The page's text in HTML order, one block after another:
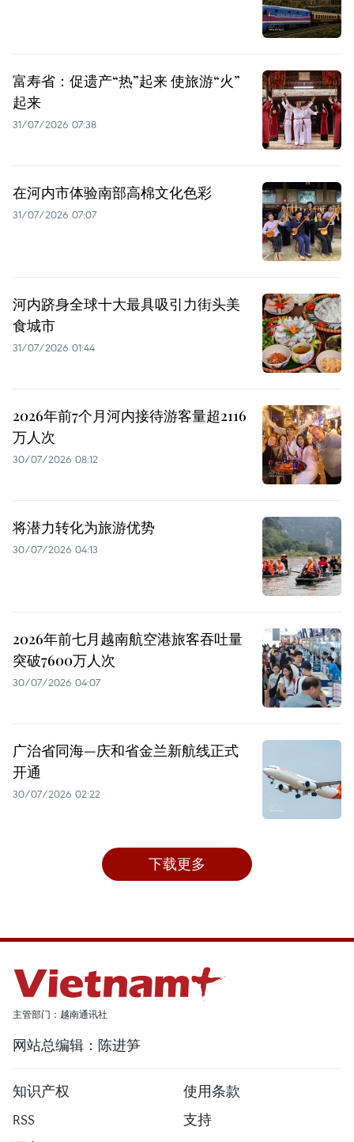
富寿省：促遗产“热”起来 使旅游“火”
起来
31/07/2026 07:38
在河内市体验南部高棉文化色彩
31/07/2026 07:07
河内跻身全球十大最具吸引力街头美
食城市
31/07/2026 01:44
2026年前7个月河内接待游客量超2116
万人次
30/07/2026 08:12
将潜力转化为旅游优势
30/07/2026 04:13
2026年前七月越南航空港旅客吞吐量
突破7600万人次
30/07/2026 04:07
广治省同海—庆和省金兰新航线正式
开通
30/07/2026 02:22
下载更多
主管部门：越南通讯社
网站总编辑：陈进笋
知识产权
使用条款
RSS
支持